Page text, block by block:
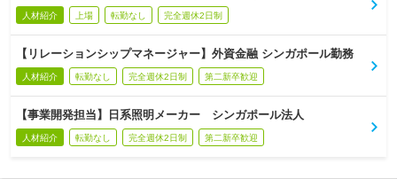
人材紹介 上場 転勤なし 完全週休2日制
【リレーションシップマネージャー】外資金融 シンガポール勤務
人材紹介 転勤なし 完全週休2日制 第二新卒歓迎
【事業開発担当】日系照明メーカー シンガポール法人
人材紹介 転勤なし 完全週休2日制 第二新卒歓迎